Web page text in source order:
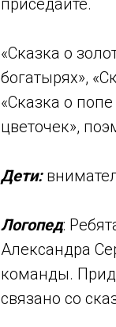
приседайте.
«Сказка о
богатырях»,
«Сказка о
цветочек»,
Дети:
Логопед:
Александра
команды.
связано со